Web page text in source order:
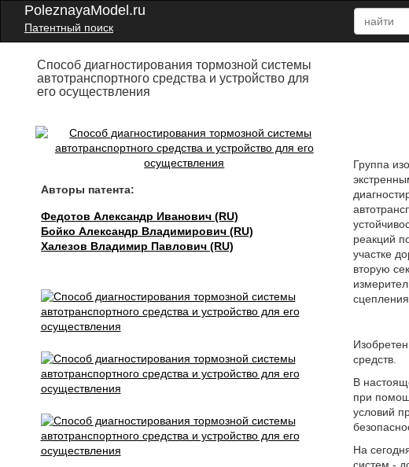
PoleznayaModel.ru
Патентный поиск
Способ диагностирования тормозной системы
автотранспортного средства и устройство для
его осуществления
Авторы патента:
Федотов Александр Иванович (RU)
Бойко Александр Владимирович (RU)
Халезов Владимир Павлович (RU)
Группа
реакций
участке
вторую
средств.
В
при
условий
На